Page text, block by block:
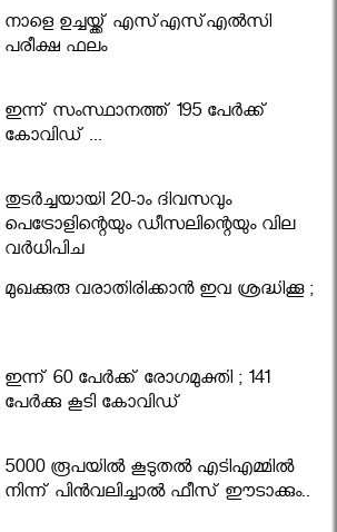
നാളെ ഉച്ചയ്ക്ക് എസ്എസ്എല്‍സി
പരീക്ഷ ഫലം
ഇന്ന് സംസ്ഥാനത്ത് 195 പേര്‍ക്ക്
കോവിഡ് ...
തുടർച്ചയായി 20-ാം ദിവസവും
പെട്രോളിന്റെയും ഡീസലിന്റെയും വില
വര്‍ധിപ്പിച്ചു
മുഖക്കുരു വരാതിരിക്കാന്‍ ഇവ ശ്രദ്ധിക്കൂ ;
ഇന്ന് 60 പേർക്ക് രോഗമുക്തി ; 141
പേര്‍ക്കു കൂടി കോവിഡ്
5000 രൂപയിൽ കൂടുതൽ എടിഎമ്മിൽ
നിന്ന് പിൻവലിച്ചാൽ ഫീസ് ഈടാക്കും..